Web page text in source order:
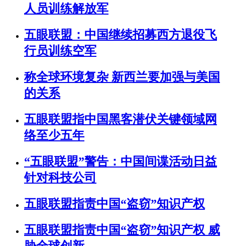
人员训练解放军
五眼联盟：中国继续招募西方退役飞
行员训练空军
称全球环境复杂 新西兰要加强与美国
的关系
五眼联盟指中国黑客潜伏关键领域网
络至少五年
“五眼联盟”警告：中国间谍活动日益
针对科技公司
五眼联盟指责中国“盗窃”知识产权
五眼联盟指责中国“盗窃”知识产权 威